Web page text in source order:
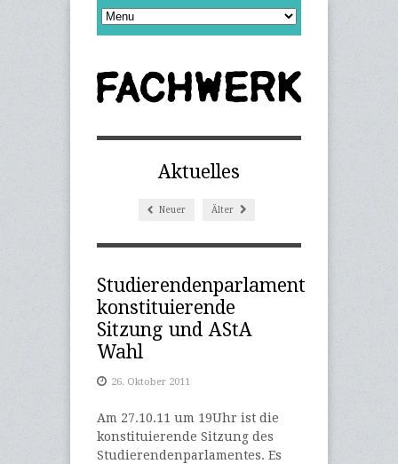
Aktuelles
Neuer Älter
Studierendenparlament
konstituierende
Sitzung und AStA
Wahl
26. Oktober 2011
Am 27.10.11 um 19Uhr ist die
konstituierende Sitzung des
Studierendenparlamentes. Es